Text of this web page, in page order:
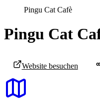
Pingu Cat Cafè
Pingu Cat
Website besuchen